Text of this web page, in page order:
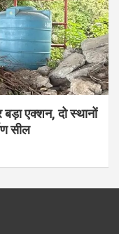
बड़ा एक्शन, दो स्थानों
सील